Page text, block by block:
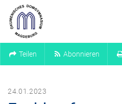
Teilen Abonnieren
24.01.2023